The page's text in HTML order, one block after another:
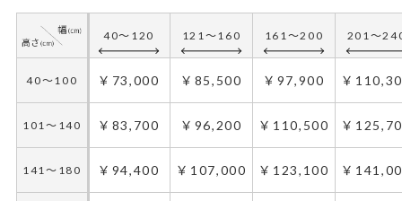
40～120 121～160 161～200 201～
40～100 ￥73,000 ￥85,500 ￥97,900 ￥
101～140 ￥83,700 ￥96,200 ￥110,500 ￥
141～180 ￥94,400 ￥107,000 ￥123,100 ￥